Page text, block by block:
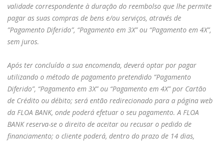
validade correspondente à duração do reembolso que lhe permite
pagar as suas compras de bens e/ou serviços, através de
”Pagamento Diferido”, “Pagamento em 3X” ou “Pagamento em 4X”,
sem juros.
Após ter concluído a sua encomenda, deverá optar por pagar
utilizando o método de pagamento pretendido ”Pagamento
Diferido”, “Pagamento em 3X” ou “Pagamento em 4X” por Cartão
de Crédito ou débito; será então redirecionado para a página web
da FLOA BANK, onde poderá efetuar o seu pagamento. A FLOA
BANK reserva-se o direito de aceitar ou recusar o pedido de
financiamento; o cliente poderá, dentro do prazo de 14 dias,